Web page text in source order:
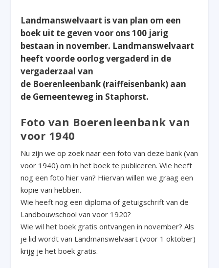
Landmanswelvaart is van plan om een
boek uit te geven voor ons 100 jarig
bestaan in november. Landmanswelvaart
heeft voorde oorlog vergaderd in de
vergaderzaal van
de Boerenleenbank (raiffeisenbank) aan
de Gemeenteweg in Staphorst.
Foto van Boerenleenbank van
voor 1940
Nu zijn we op zoek naar een foto van deze bank (van
voor 1940) om in het boek te publiceren. Wie heeft
nog een foto hier van? Hiervan willen we graag een
kopie van hebben.
Wie heeft nog een diploma of getuigschrift van de
Landbouwschool van voor 1920?
Wie wil het boek gratis ontvangen in november? Als
je lid wordt van Landmanswelvaart (voor 1 oktober)
krijg je het boek gratis.